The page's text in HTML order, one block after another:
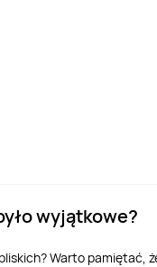
wyjątkowe?
Warto pamiętać,